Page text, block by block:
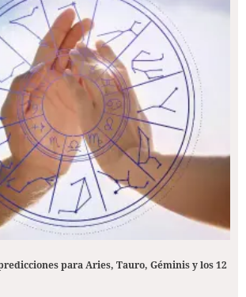
para Aries, Tauro, Géminis y los 12